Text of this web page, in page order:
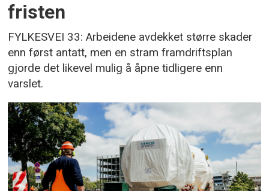
fristen
FYLKESVEI 33: Arbeidene avdekket større skader
enn først antatt, men en stram framdriftsplan
gjorde det likevel mulig å åpne tidligere enn
varslet.